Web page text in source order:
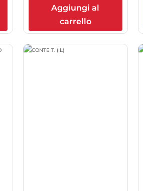
Aggiungi al
carrello